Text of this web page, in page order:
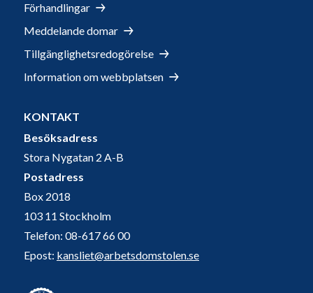
Förhandlingar
Meddelande domar
Tillgänglighetsredogörelse
Information om webbplatsen
KONTAKT
Besöksadress
Stora Nygatan 2 A-B
Postadress
Box 2018
103 11 Stockholm
Telefon: 08-617 66 00
Epost: kansliet@arbetsdomstolen.se